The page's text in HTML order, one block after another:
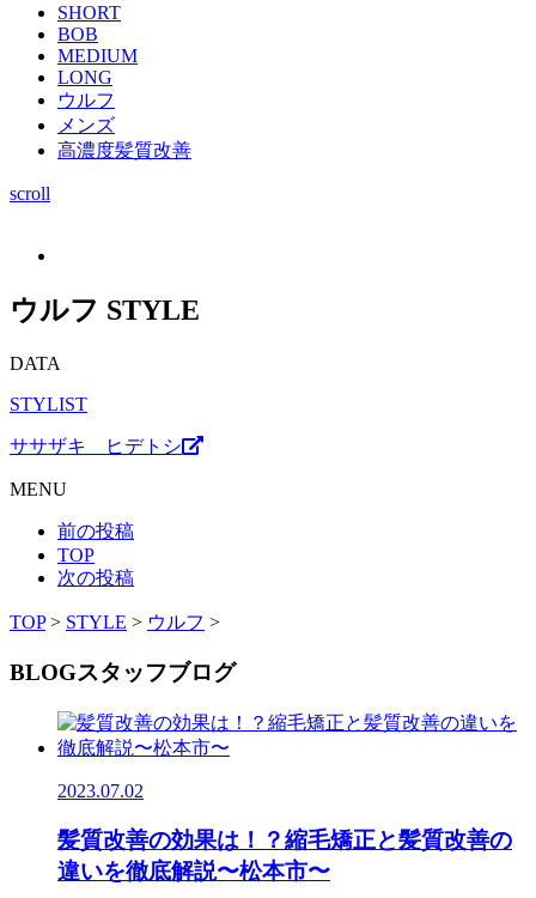
SHORT
BOB
MEDIUM
LONG
ウルフ
メンズ
高濃度髪質改善
scroll
ウルフ STYLE
DATA
STYLIST
ササザキ ヒデトシ
MENU
前の投稿
TOP
次の投稿
TOP> STYLE > ウルフ >
BLOGスタッフブログ
2023.07.02
髪質改善の効果は！？縮毛矯正と髪質改善の
違いを徹底解説〜松本市〜